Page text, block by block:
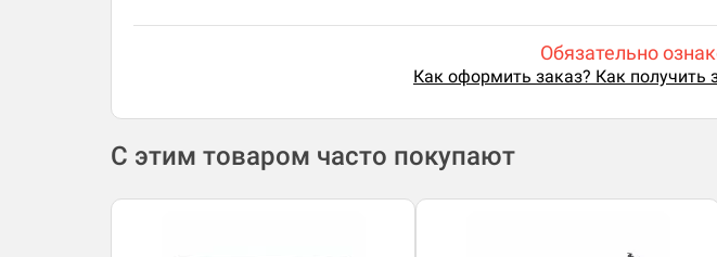
Обязательно
Как оформить заказ? Как получить
С этим товаром часто покупают